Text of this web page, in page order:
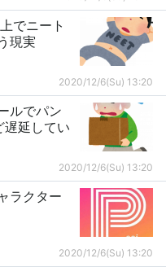
でニート
現実
2020/12/6(Su) 13:20
ルでパン
遅延してい
2020/12/6(Su) 13:20
ラクター
2020/12/6(Su) 13:20